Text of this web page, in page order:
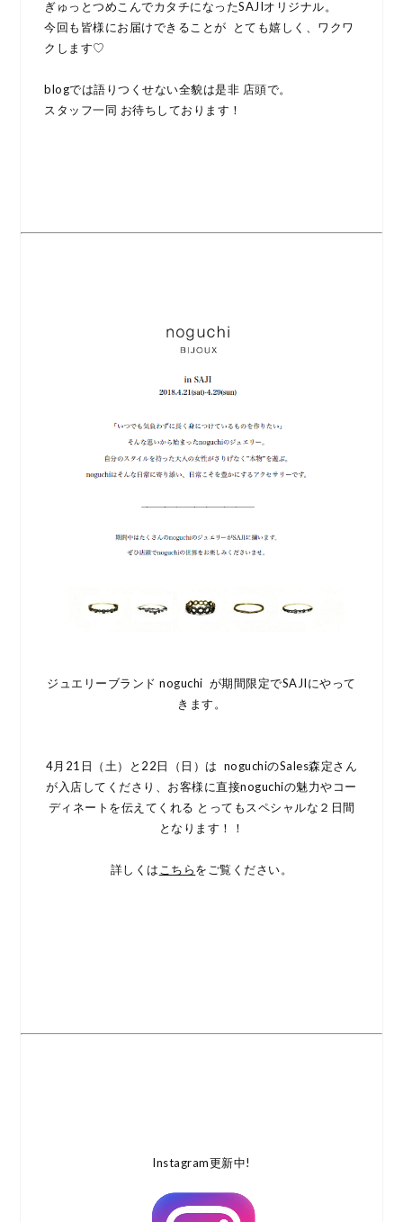
ぎゅっとつめこんでカタチになったSAJIオリジナル。
今回も皆様にお届けできることが とても嬉しく、ワクワ
クします♡
blogでは語りつくせない全貌は是非 店頭で。
スタッフ一同 お待ちしております！
ジュエリーブランド noguchi が期間限定でSAJIにやって
きます。
4月21日（土）と22日（日）は noguchiのSales森定さん
が入店してくださり、お客様に直接noguchiの魅力やコー
ディネートを伝えてくれる とってもスペシャルな２日間
となります！！
詳しくはこちらをご覧ください。
Instagram更新中!